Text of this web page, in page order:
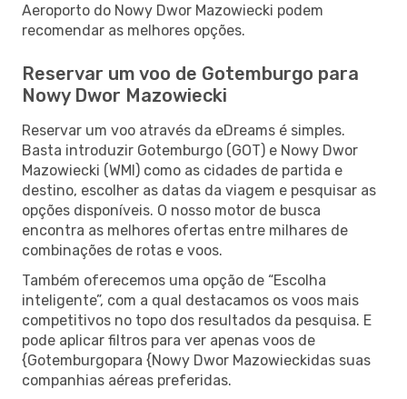
Aeroporto do Nowy Dwor Mazowiecki podem
recomendar as melhores opções.
Reservar um voo de Gotemburgo para
Nowy Dwor Mazowiecki
Reservar um voo através da eDreams é simples.
Basta introduzir Gotemburgo (GOT) e Nowy Dwor
Mazowiecki (WMI) como as cidades de partida e
destino, escolher as datas da viagem e pesquisar as
opções disponíveis. O nosso motor de busca
encontra as melhores ofertas entre milhares de
combinações de rotas e voos.
Também oferecemos uma opção de “Escolha
inteligente”, com a qual destacamos os voos mais
competitivos no topo dos resultados da pesquisa. E
pode aplicar filtros para ver apenas voos de
{Gotemburgopara {Nowy Dwor Mazowieckidas suas
companhias aéreas preferidas.